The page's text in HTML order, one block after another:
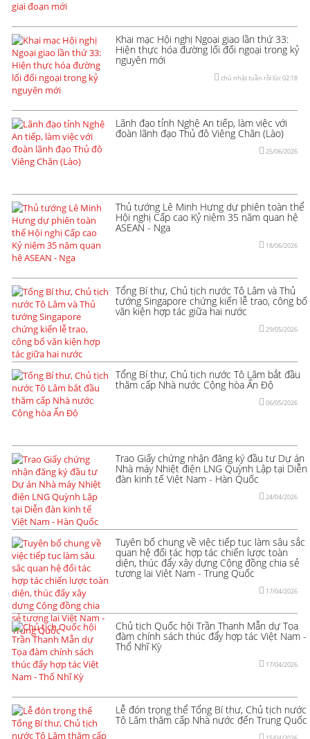
Khai mạc Hội nghị Ngoại giao lần thứ 33:
Hiện thực hóa đường lối đối ngoại trong kỷ
nguyên mới
chủ nhật tuần rồi lúc 02:18
Lãnh đạo tỉnh Nghệ An tiếp, làm việc với
đoàn lãnh đạo Thủ đô Viêng Chăn (Lào)
25/06/2026
Thủ tướng Lê Minh Hưng dự phiên toàn thể
Hội nghị Cấp cao Kỷ niệm 35 năm quan hệ
ASEAN - Nga
18/06/2026
Tổng Bí thư, Chủ tịch nước Tô Lâm và Thủ
tướng Singapore chứng kiến lễ trao, công bố
văn kiện hợp tác giữa hai nước
29/05/2026
Tổng Bí thư, Chủ tịch nước Tô Lâm bắt đầu
thăm cấp Nhà nước Cộng hòa Ấn Độ
06/05/2026
Trao Giấy chứng nhận đăng ký đầu tư Dự án
Nhà máy Nhiệt điện LNG Quỳnh Lập tại Diễn
đàn kinh tế Việt Nam - Hàn Quốc
24/04/2026
Tuyên bố chung về việc tiếp tục làm sâu sắc
quan hệ đối tác hợp tác chiến lược toàn
diện, thúc đẩy xây dựng Cộng đồng chia sẻ
tương lai Việt Nam - Trung Quốc
17/04/2026
Chủ tịch Quốc hội Trần Thanh Mẫn dự Tọa
đàm chính sách thúc đẩy hợp tác Việt Nam -
Thổ Nhĩ Kỳ
17/04/2026
Lễ đón trọng thể Tổng Bí thư, Chủ tịch nước
Tô Lâm thăm cấp Nhà nước đến Trung Quốc